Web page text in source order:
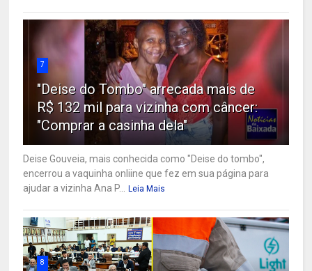
7
"Deise do Tombo" arrecada mais de
R$ 132 mil para vizinha com câncer:
"Comprar a casinha dela"
Deise Gouveia, mais conhecida como "Deise do tombo",
encerrou a vaquinha onliine que fez em sua página para
ajudar a vizinha Ana P...
Leia Mais
8